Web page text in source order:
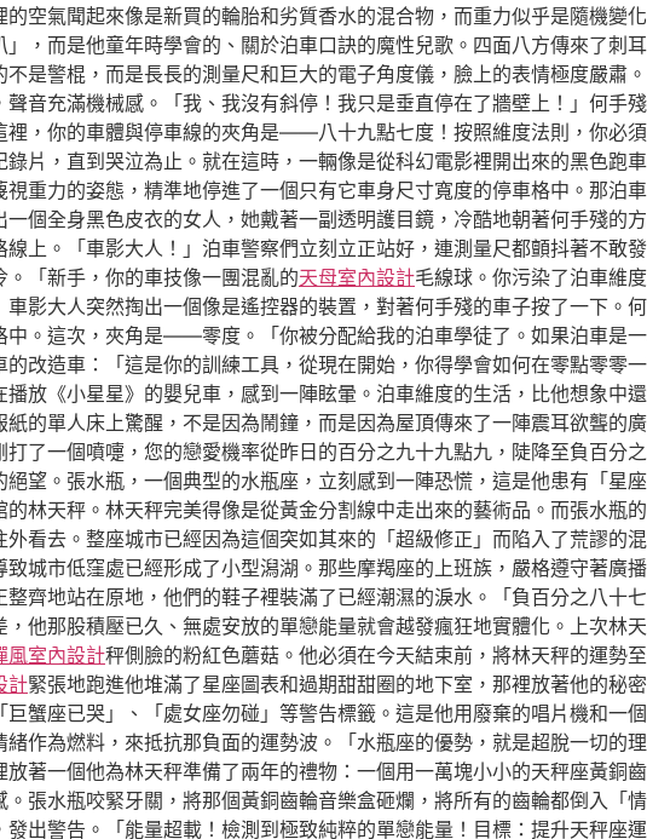
空氣聞起來像是新買的輪胎和劣質香水的混合物，而重力似乎是隨機變
，而是他童年時學會的、關於泊車口訣的魔性兒歌。四面八方傳來了刺
是警棍，而是長長的測量尺和巨大的電子角度儀，臉上的表情極度嚴肅
音充滿機械感。「我、我沒有斜停！我只是垂直停在了牆壁上！」何手
，你的車體與停車線的夾角是——八十九點七度！按照維度法則，你必
片，直到哭泣為止。就在這時，一輛像是從科幻電影裡開出來的黑色跑
重力的姿態，精準地停進了一個只有它車身尺寸寬度的停車格中。那泊
個全身黑色皮衣的女人，她戴著一副透明護目鏡，冷酷地朝著何手殘的
上。「車影大人！」泊車警察們立刻立正站好，連測量尺都顫抖著不敢
「新手，你的車技像一團混亂的天母室內設計毛線球。你污染了泊車維
影大人突然掏出一個像是遙控器的裝置，對著何手殘的車子按了一下。
。這次，夾角是——零度。「你被分配給我的泊車學徒了。如果泊車是
改造車：「這是你的訓練工具，從現在開始，你得學會如何在零點零零
放《小星星》的嬰兒車，感到一陣眩暈。泊車維度的生活，比他想象中
的單人床上驚醒，不是因為鬧鐘，而是因為屋頂傳來了一陣震耳欲聾的
了一個噴嚏，您的戀愛機率從昨日的百分之九十九點九，陡降至負百分
望。張水瓶，一個典型的水瓶座，立刻感到一陣恐慌，這是他患有「星
林天秤。林天秤完美得像是從黃金分割線中走出來的藝術品。而張水瓶
看去。整座城市已經因為這個突如其來的「超級修正」而陷入了荒謬的
城市低窪處已經形成了小型潟湖。那些摩羯座的上班族，嚴格遵守著廣
齊地站在原地，他們的鞋子裡裝滿了已經潮濕的淚水。「負百分之八十
他那股積壓已久、無處安放的單戀能量就會越發瘋狂地實體化。上次林
風室內設計秤側臉的粉紅色蘑菇。他必須在今天結束前，將林天秤的運勢
計緊張地跑進他堆滿了星座圖表和過期甜甜圈的地下室，那裡放著他的秘
蟹座已哭」、「處女座勿碰」等警告標籤。這是他用廢棄的唱片機和一
作為燃料，來抵抗那負面的運勢波。「水瓶座的優勢，就是超脫一切的
著一個他為林天秤準備了兩年的禮物：一個用一萬塊小小的天秤座黃銅
張水瓶咬緊牙關，將那個黃銅齒輪音樂盒砸爛，將所有的齒輪都倒入「
出警告。「能量超載！檢測到極致純粹的單戀能量！目標：提升天秤座